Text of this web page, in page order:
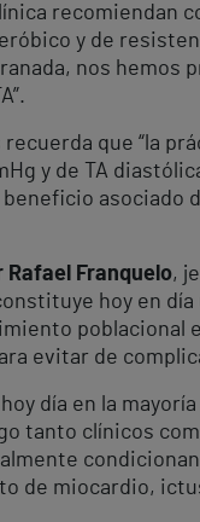
recomiendan
y de
nos
recuerda que “la
y de TA
asociado
Rafael Franquelo,
hoy en día
poblacional
evitar de
día en la
tanto clínicos
de miocardio,